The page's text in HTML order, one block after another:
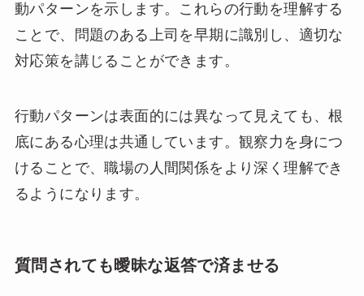
動パターンを示します。これらの行動を理解する
ことで、問題のある上司を早期に識別し、適切な
対応策を講じることができます。
行動パターンは表面的には異なって見えても、根
底にある心理は共通しています。観察力を身につ
けることで、職場の人間関係をより深く理解でき
るようになります。
質問されても曖昧な返答で済ませる